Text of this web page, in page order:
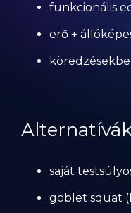
funkcionális
erő +
saját
goblet squat